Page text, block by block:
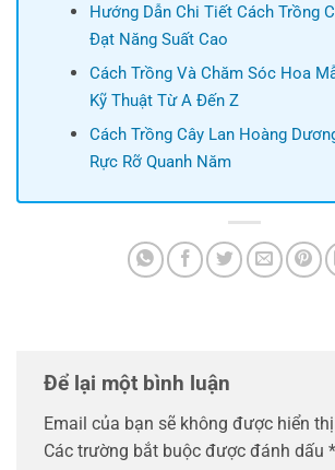
Hướng Dẫn Chi Tiết Cách Trồng
Đạt Năng Suất Cao
Cách Trồng Và Chăm Sóc Hoa
Kỹ Thuật Từ A Đến Z
Cách Trồng Cây Lan Hoàng
Rực Rỡ Quanh Năm
Để lại một bình luận
Email của bạn sẽ không được hiển
Các trường bắt buộc được đánh dấu *